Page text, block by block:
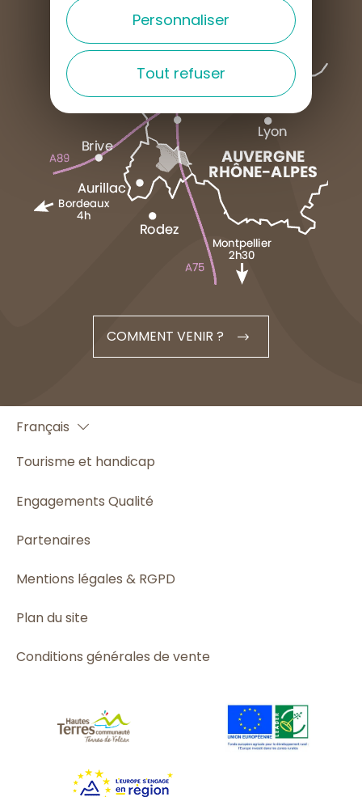
COMMENT VENIR ?
Français
Español
Tourisme et handicap
Engagements Qualité
Partenaires
Mentions légales & RGPD
Plan du site
Conditions générales de vente
Personnaliser
Tout refuser